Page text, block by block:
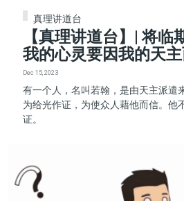
真理讲道台
【真理讲道台】| 将
我的心灵要因我的天
Dec 15, 2023
有一个人，名叫若翰，是由天主派遣
为给光作证，为使众人藉他而信。他
证。